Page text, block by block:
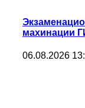
махинации
06.08.2026